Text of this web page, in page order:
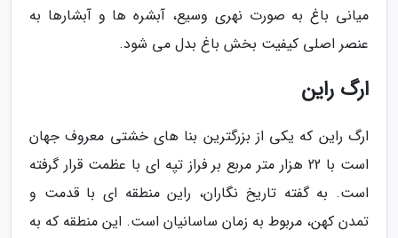
میانی باغ به صورت نهری وسیع، آبشره ها و آبشارها به
عنصر اصلی کیفیت بخش باغ بدل می شود.
ارگ راین
ارگ راین که یکی از بزرگترین بنا های خشتی معروف جهان
است با 22 هزار متر مربع بر فراز تپه ای با عظمت قرار گرفته
است. به گفته تاریخ نگاران، راین منطقه ای با قدمت و
تمدن کهن، مربوط به زمان ساسانیان است. این منطقه که به